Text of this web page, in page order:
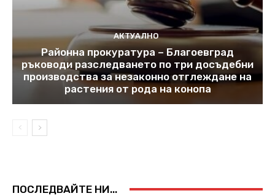
АКТУАЛНО
Районна прокуратура – Благоевград
ръководи разследването по три досъдебни
производства за незаконно отглеждане на
растения от рода на конопа
ПОСЛЕДВАЙТЕ НИ...